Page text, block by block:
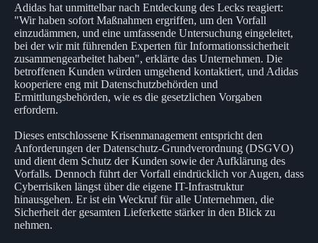
Adidas hat unmittelbar nach Entdeckung des Lecks reagiert:
"Wir haben sofort Maßnahmen ergriffen, um den Vorfall
einzudämmen, und eine umfassende Untersuchung eingeleitet,
bei der wir mit führenden Experten für Informationssicherheit
zusammengearbeitet haben", erklärte das Unternehmen. Die
betroffenen Kunden würden umgehend kontaktiert, und Adidas
kooperiere eng mit Datenschutzbehörden und
Ermittlungsbehörden, wie es die gesetzlichen Vorgaben
erfordern.
Dieses entschlossene Krisenmanagement entspricht den
Anforderungen der Datenschutz-Grundverordnung (DSGVO)
und dient dem Schutz der Kunden sowie der Aufklärung des
Vorfalls. Dennoch führt der Vorfall eindrücklich vor Augen, dass
Cyberrisiken längst über die eigene IT-Infrastruktur
hinausgehen. Er ist ein Weckruf für alle Unternehmen, die
Sicherheit der gesamten Lieferkette stärker in den Blick zu
nehmen.